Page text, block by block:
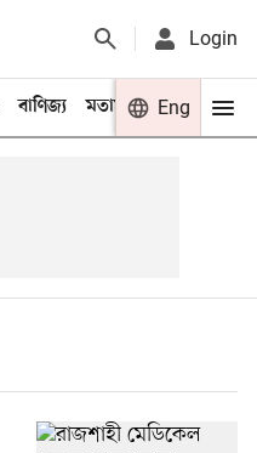
Login
বাণিজ্য মতামত খেলা
Eng